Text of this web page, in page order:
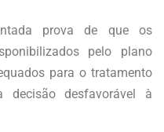
prova de que os
pelo plano
para o tratamento
decisão desfavorável à